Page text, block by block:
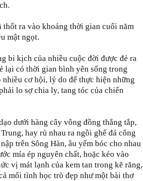
ra vào khoảng thời gian cuối năm
mật ngọt.
bi kịch của nhiều cuộc đời được đẻ ra
lại có thời gian bình yên sống trong
cơ hội, lý do để thực hiện những
lo sợ chia ly, tang tóc của chiến
dưới hàng cây vông đồng thẳng tắp,
hay rủ nhau ra ngồi ghế đá công
trên Sông Hàn, âu yếm bóc cho nhau
mía ép nguyên chất, hoặc kéo vào
vị mát lạnh của kem tan trong kẽ răng,
mối tình học trò đẹp như một bài thơ